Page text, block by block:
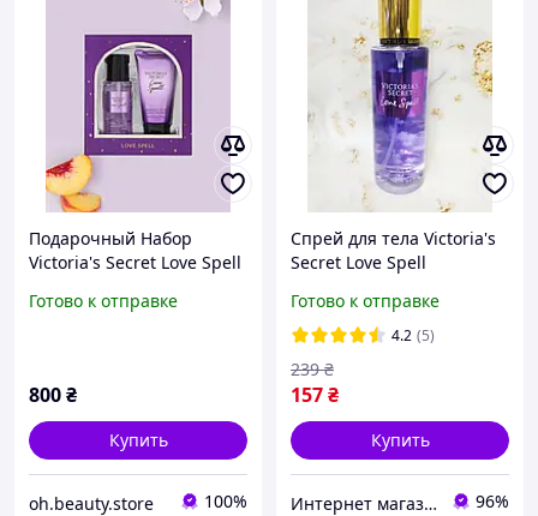
Подарочный Набор
Victoria's Secret Love Spell
Спрей + Лосьон для тела
Готово к отправке
800₴
Купить
oh.beauty.store 100%
Спрей для тела Victoria's
Secret Love Spell
Спелл) 250 мл
Готово к отправке
4.2 (5)
157₴
239 ₴
Купить
Интернет магазин "Aroma Glamour" 96%